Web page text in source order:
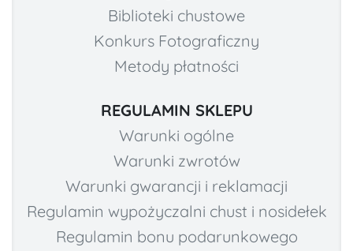
Biblioteki chustowe
Konkurs Fotograficzny
Metody płatności
REGULAMIN SKLEPU
Warunki ogólne
Warunki zwrotów
Warunki gwarancji i reklamacji
Regulamin wypożyczalni chust i nosidełek
Regulamin bonu podarunkowego